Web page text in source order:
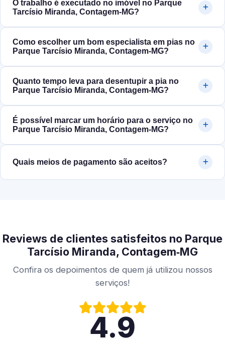
O trabalho é executado no imóvel no Parque
Tarcísio Miranda, Contagem‑MG?
Como escolher um bom especialista em pias no
Parque Tarcísio Miranda, Contagem‑MG?
Quanto tempo leva para desentupir a pia no
Parque Tarcísio Miranda, Contagem‑MG?
É possível marcar um horário para o serviço no
Parque Tarcísio Miranda, Contagem‑MG?
Quais meios de pagamento são aceitos?
Reviews de clientes satisfeitos no Parque
Tarcísio Miranda, Contagem‑MG
Confira os depoimentos de quem já utilizou nossos
serviços!
4.9